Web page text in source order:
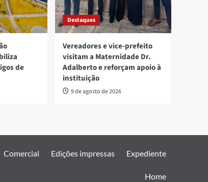
de
Destaques
Vereadores e vice-prefeito
visitam a Maternidade Dr.
Adalberto e reforçam apoio à
instituição
9 de agosto de 2026
Comercial Edições impressas Expediente
Home